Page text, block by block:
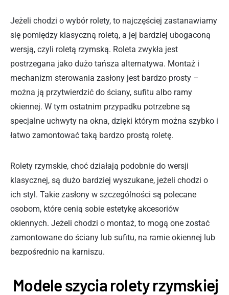
Jeżeli chodzi o wybór rolety, to najczęściej zastanawiamy
się pomiędzy klasyczną roletą, a jej bardziej ubogaconą
wersją, czyli roletą rzymską. Roleta zwykła jest
postrzegana jako dużo tańsza alternatywa. Montaż i
mechanizm sterowania zasłony jest bardzo prosty –
można ją przytwierdzić do ściany, sufitu albo ramy
okiennej. W tym ostatnim przypadku potrzebne są
specjalne uchwyty na okna, dzięki którym można szybko i
łatwo zamontować taką bardzo prostą roletę.
Rolety rzymskie, choć działają podobnie do wersji
klasycznej, są dużo bardziej wyszukane, jeżeli chodzi o
ich styl. Takie zasłony w szczególności są polecane
osobom, które cenią sobie estetykę akcesoriów
okiennych. Jeżeli chodzi o montaż, to mogą one zostać
zamontowane do ściany lub sufitu, na ramie okiennej lub
bezpośrednio na karniszu.
Modele szycia rolety rzymskiej